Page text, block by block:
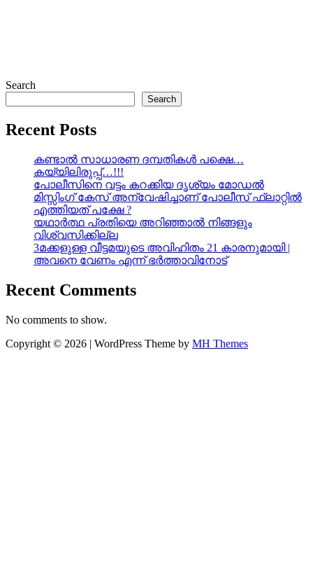
Search
Search
Recent Posts
കണ്ടാൽ സാധാരണ ദമ്പതികൾ പക്ഷെ…
കയ്യിലിരുപ്പ്…!!!
പോലീസിനെ വട്ടം കറക്കിയ ദൃശ്യം മോഡല്‍
മിസ്സിംഗ് കേസ് അന്വേഷിച്ചാണ് പോലീസ് ഫ്ലാറ്റിൽ
എത്തിയത് പക്ഷേ ?
യഥാർത്ഥ പ്രതിയെ അറിഞ്ഞാൽ നിങ്ങളും
വിശ്വസിക്കില്ല
3മക്കളുള്ള വീട്ടമയുടെ അവിഹിതം 21 കാരനുമായി |
അവനെ വേണം എന്ന് ഭർത്താവിനോട്
Recent Comments
No comments to show.
Copyright © 2026 | WordPress Theme by MH Themes